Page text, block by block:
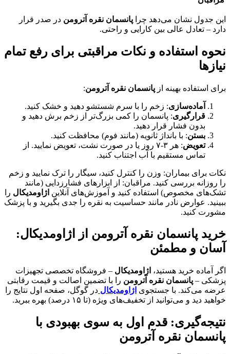
این جدول نشان می‌دهد چرا پانسمان نقره آترومن در صدر قرار
دارد – تعادل عالی بین کارایی و راحتی.
نحوه استفاده و نکات مراقبتی برای رفع تمام
نیازها
برای استفاده بهینه از پانسمان نقره آترومن:
آماده‌سازی: زخم را با سرم شستشو دهید و خشک کنید.
قرارگیری: پانسمان را کمی بزرگ‌تر از زخم برش دهید و
بدون فشار قرار دهید.
بستن: با بانداژ ثانویه (مانند فوم) محافظت کنید.
تعویض
: هر ۳-۷ روز یا در صورت نشت، تعویض نمایید. از
تماس مستقیم با آب اجتناب کنید.
نکات برای بیماران: وزن را کنترل کنید، سیگار را ترک نمایید و زخم
را روزانه بررسی کنید. مراقبان: از ابزارهای فشارزدایی (مانند
تشک‌های مخصوص) استفاده کنید و آموزش‌های آنلاین اژاومدیکال را
ببینید. عوارض نادر مانند حساسیت به نقره را جدی بگیرید و با پزشک
مشورت کنید.
خرید پانسمان نقره آترومن از اژاومدیکال:
آسان و مطمئن
اگر آماده خرید هستید، اژاومدیکال – فروشگاه تخصصی تجهیزات
پزشکی – پانسمان نقره آترومن را با تضمین اصالت و قیمت رقابتی
عرضه می‌کند. با جستجوی اژاومدیکال در گوگل، صفحه اول نتایج را
خواهید دید و می‌توانید از تخفیف‌های ویژه (تا ۱۵ درصد) بهره ببرید.
نتیجه‌گیری: قدم اول به سوی بهبودی با
پانسمان نقره آترومن